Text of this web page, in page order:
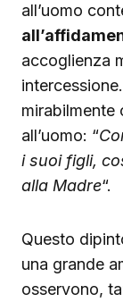
all’uomo
accoglienza
intercessione.
all’uomo: “
i suoi figli,
alla Madre“.
Questo
una grande
osservono,